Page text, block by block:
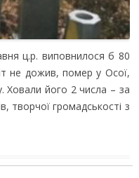
ц.р. виповнилося б 80
не дожив, помер у Осої,
Ховали його 2 числа – за
творчої громадськості з